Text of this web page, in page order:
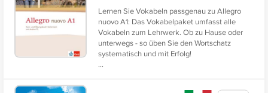
Lernen Sie Vokabeln passgenau zu Allegro
nuovo A1: Das Vokabelpaket umfasst alle
Vokabeln zum Lehrwerk. Ob zu Hause oder
unterwegs - so üben Sie den Wortschatz
systematisch und mit Erfolg!
...